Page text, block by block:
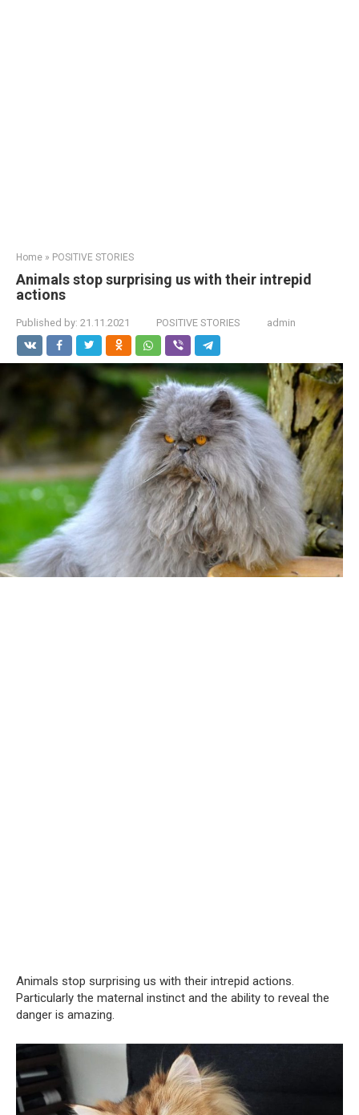
Home » POSITIVE STORIES
Animals stop surprising us with their intrepid
actions
Published by: 21.11.2021 POSITIVE STORIES admin
Animals stop surprising us with their intrepid actions.
Particularly the maternal instinct and the ability to reveal the
danger is amazing.